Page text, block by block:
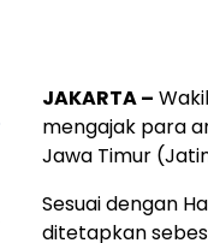
JAKARTA –
mengajak para
Jawa Timur
Sesuai dengan
ditetapkan